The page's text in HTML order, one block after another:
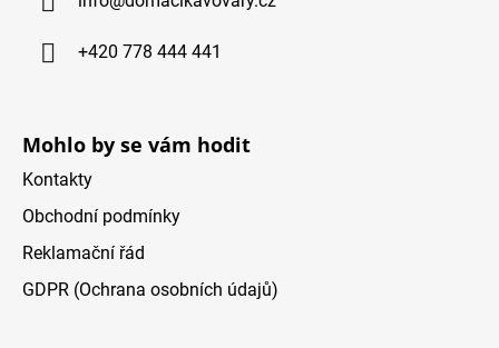
+420 778 444 441
Mohlo by se vám hodit
Kontakty
Obchodní podmínky
Reklamační řád
GDPR (Ochrana osobních údajů)